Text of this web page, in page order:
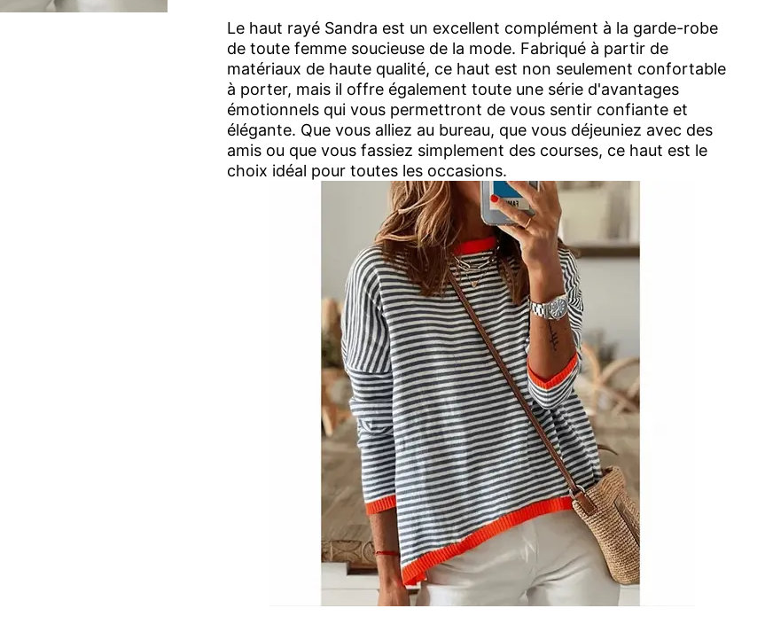
Le haut rayé Sandra est un excellent complément à la garde-robe
de toute femme soucieuse de la mode. Fabriqué à partir de
matériaux de haute qualité, ce haut est non seulement confortable
à porter, mais il offre également toute une série d'avantages
émotionnels qui vous permettront de vous sentir confiante et
élégante. Que vous alliez au bureau, que vous déjeuniez avec des
amis ou que vous fassiez simplement des courses, ce haut est le
choix idéal pour toutes les occasions.